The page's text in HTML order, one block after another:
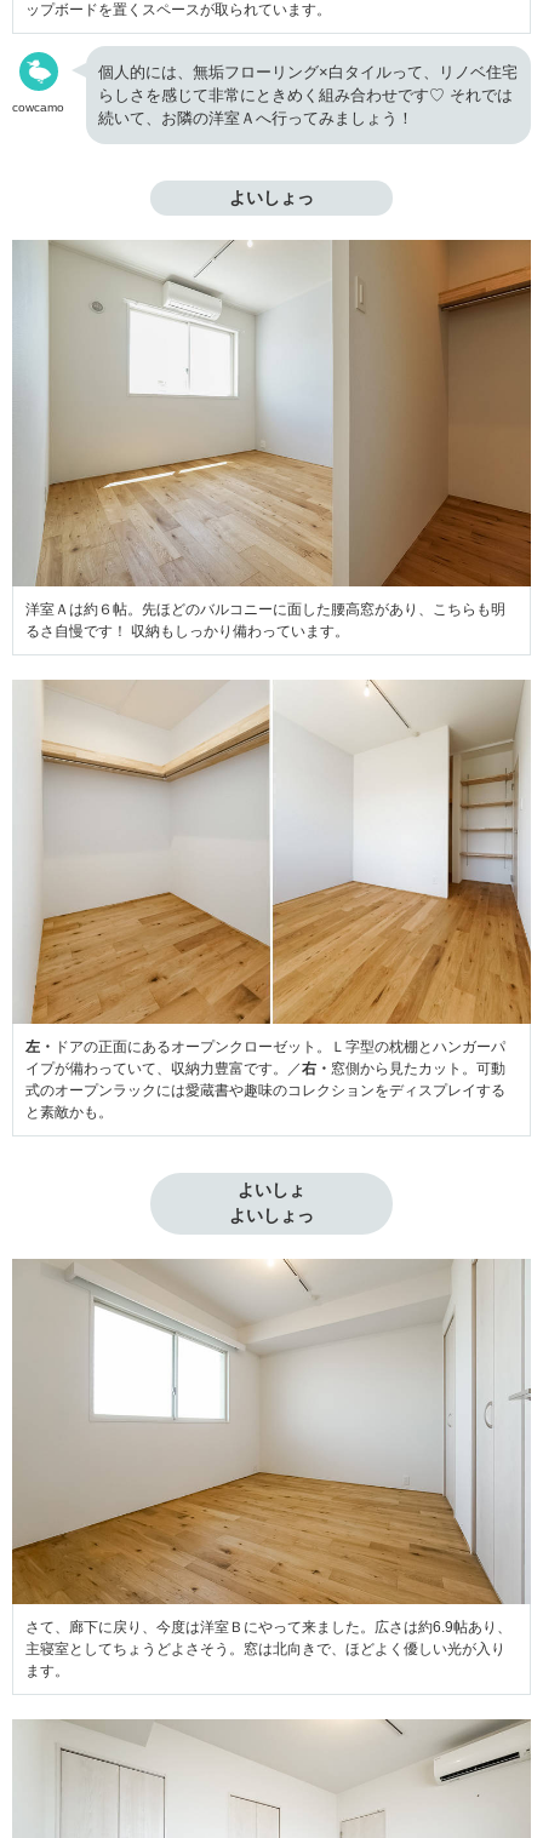
ップボードを置くスペースが取られています。
cowcamo
個人的には、無垢フローリング×白タイルって、リノベ住宅
らしさを感じて非常にときめく組み合わせです♡ それでは
続いて、お隣の洋室Ａへ行ってみましょう！
よいしょっ
洋室Ａは約６帖。先ほどのバルコニーに面した腰高窓があり、こちらも明
るさ自慢です！ 収納もしっかり備わっています。
左・ ドアの正面にあるオープンクローゼット。Ｌ字型の枕棚とハンガーパ
イプが備わっていて、収納力豊富です。／右・ 窓側から見たカット。可動
式のオープンラックには愛蔵書や趣味のコレクションをディスプレイする
と素敵かも。
よいしょ
よいしょっ
さて、廊下に戻り、今度は洋室Ｂにやって来ました。広さは約6.9帖あり、
主寝室としてちょうどよさそう。窓は北向きで、ほどよく優しい光が入り
ます。